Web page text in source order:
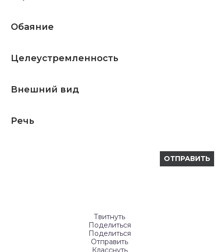
Обаяние
Целеустремленность
Внешний вид
Речь
Твитнуть
Поделиться
Поделиться
Отправить
Класснуть